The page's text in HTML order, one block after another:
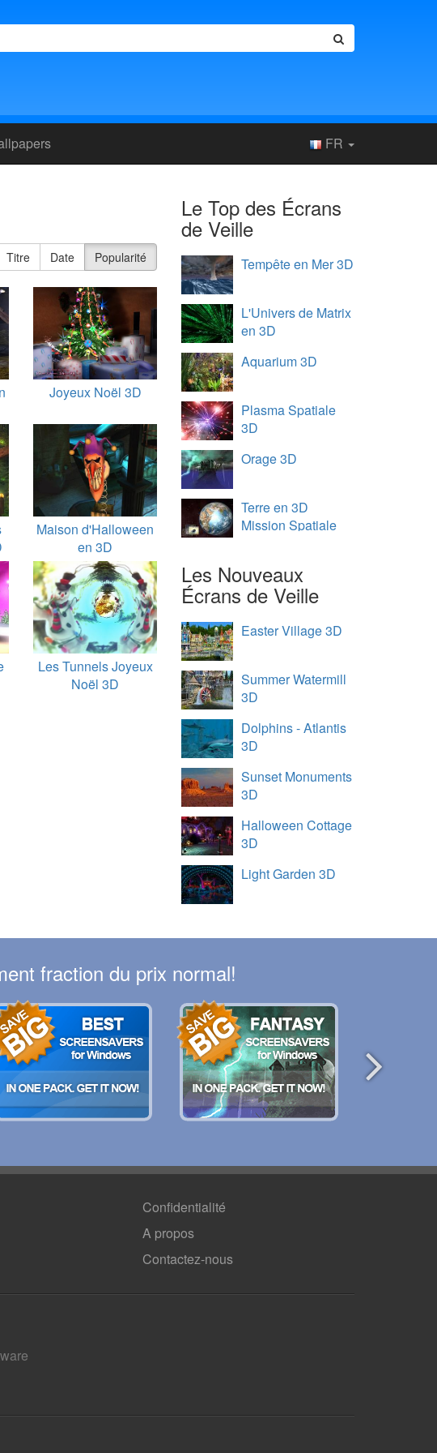
FR
Titre Date Popularité
Joyeux Noël 3D
Maison d'Halloween
en 3D
Les Tunnels Joyeux
Noël 3D
Le Top des Écrans
de Veille
Tempête en Mer 3D
L'Univers de Matrix
en 3D
Aquarium 3D
Plasma Spatiale
3D
Orage 3D
Terre en 3D
Mission Spatiale
Les Nouveaux
Écrans de Veille
Easter Village 3D
Summer Watermill
3D
Dolphins - Atlantis
3D
Sunset Monuments
3D
Halloween Cottage
3D
Light Garden 3D
fraction du prix normal!
Confidentialité
A propos
Contactez-nous